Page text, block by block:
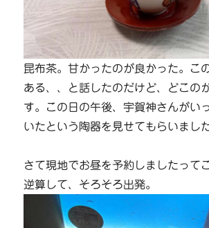
昆布茶。甘かったのが良かった。こ
ある、、と話したのだけど、どこの
す。この日の午後、宇賀神さんがい
いたという陶器を見せてもらいました
さて現地でお昼を予約しましたって
逆算して、そろそろ出発。